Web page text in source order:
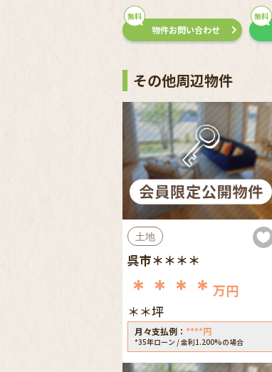
無料
物件お問い合わせ
無料
その他周辺物件
土地
呉市＊＊＊＊
＊＊＊＊ 万円
＊＊坪
月々支払例： ****円
*35年ローン / 金利1.200%の場合